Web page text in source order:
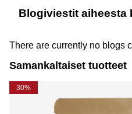
Blogiviestit aiheesta
There are currently no blogs
Samankaltaiset tuotteet
30%